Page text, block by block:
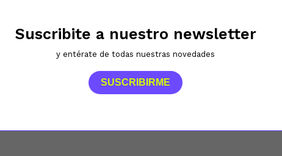
Suscribite a nuestro newsletter
y entérate de todas nuestras novedades
SUSCRIBIRME